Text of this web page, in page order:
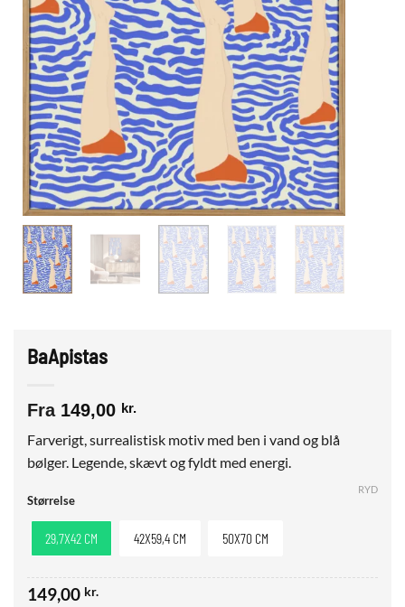
BaApistas
Fra 149,00 kr.
Farverigt, surrealistisk motiv med ben i vand og blå
bølger. Legende, skævt og fyldt med energi.
Størrelse
29,7X42 CM 42X59,4 CM 50X70 CM
RYD
149,00 kr.